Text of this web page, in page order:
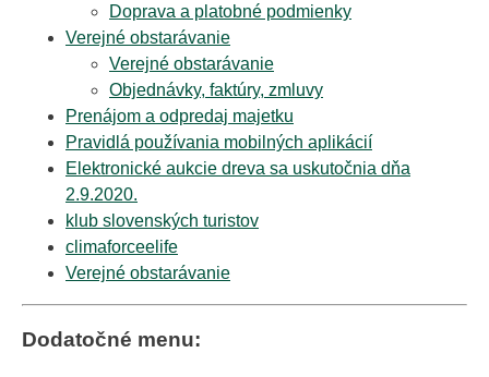
Doprava a platobné podmienky
Verejné obstarávanie
Verejné obstarávanie
Objednávky, faktúry, zmluvy
Prenájom a odpredaj majetku
Pravidlá používania mobilných aplikácií
Elektronické aukcie dreva sa uskutočnia dňa
2.9.2020.
klub slovenských turistov
climaforceelife
Verejné obstarávanie
Dodatočné menu: